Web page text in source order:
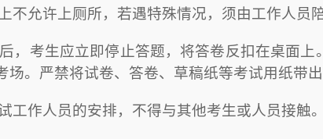
不允许上厕所，若遇特殊情况，须由工作人员
，考生应立即停止答题，将答卷反扣在桌面
。严禁将试卷、答卷、草稿纸等考试用纸带出
工作人员的安排，不得与其他考生或人员接触。